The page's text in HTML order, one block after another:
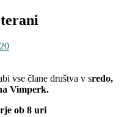
vse člane društva v sredo,
Vimperk.
ob 8 uri